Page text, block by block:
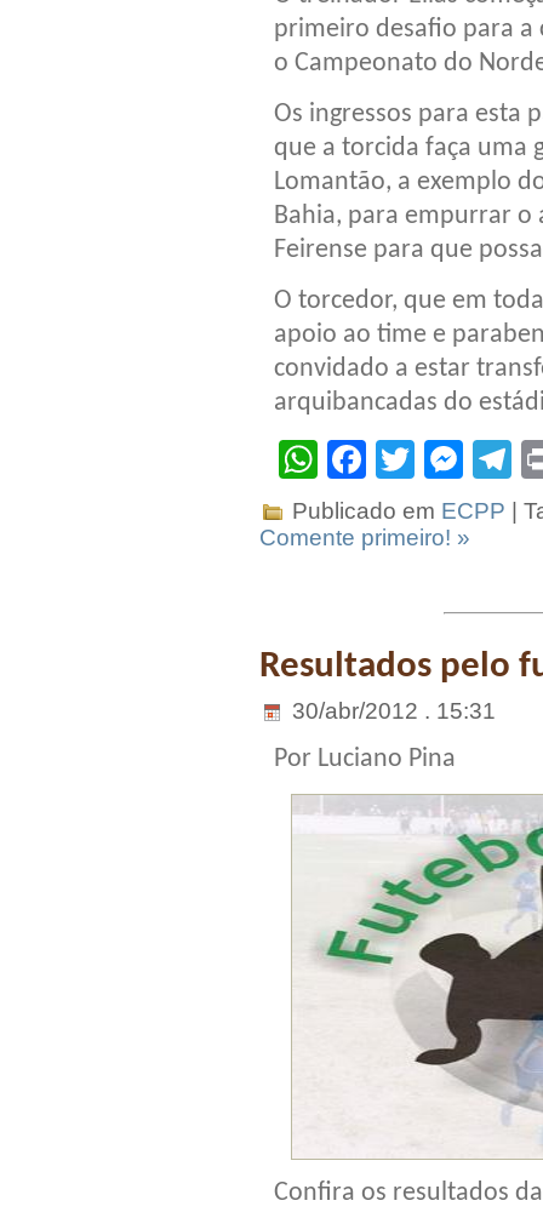
primeiro desafio para a
o Campeonato do
Os ingressos para esta
que a torcida faça uma
Lomantão, a exemplo
Bahia, para empurrar
Feirense para que
O torcedor, que em
apoio ao time e
convidado a estar
arquibancadas do
WhatsApp
Facebook
Twitter
Publicado em ECPP |
Comente primeiro! »
Resultados pelo
30/abr/2012 . 15:31
Por Luciano Pina
Confira os resultados